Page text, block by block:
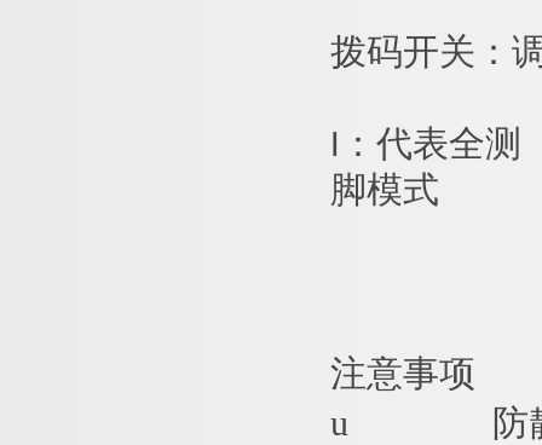
拨码开关：
I：代表全
脚模式
注意事项
u